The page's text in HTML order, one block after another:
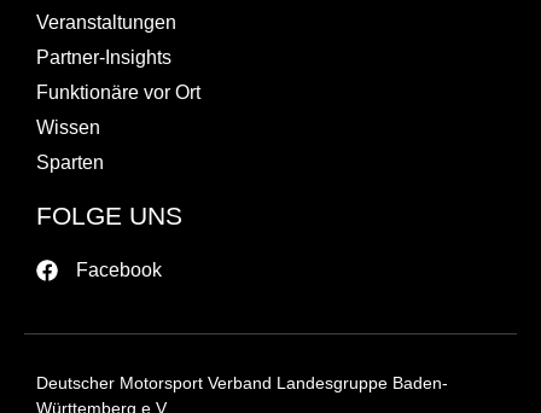
Veranstaltungen
Partner-Insights
Funktionäre vor Ort
Wissen
Sparten
FOLGE UNS
Facebook
Deutscher Motorsport Verband Landesgruppe Baden-
Württemberg e.V.